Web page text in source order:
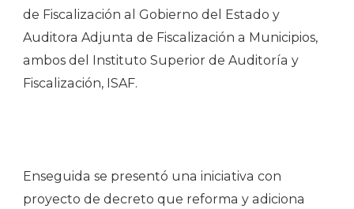
de Fiscalización al Gobierno del Estado y
Auditora Adjunta de Fiscalización a Municipios,
ambos del Instituto Superior de Auditoría y
Fiscalización, ISAF.
Enseguida se presentó una iniciativa con
proyecto de decreto que reforma y adiciona